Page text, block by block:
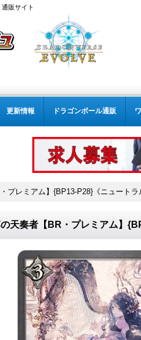
販サイト
更新情報 ドラゴンボール通販
プレミアム】{BP13-P28}《ニュートラ
天奏者【BR・プレミアム】